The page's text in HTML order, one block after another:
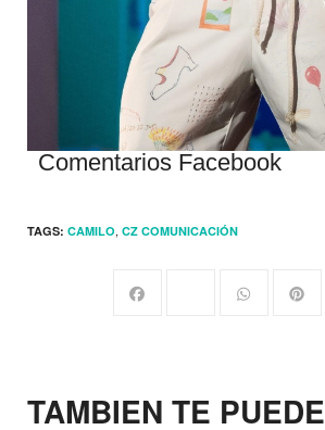
Comentarios Facebook
TAGS: CAMILO, CZ COMUNICACIÓN
TAMBIEN TE PUEDE